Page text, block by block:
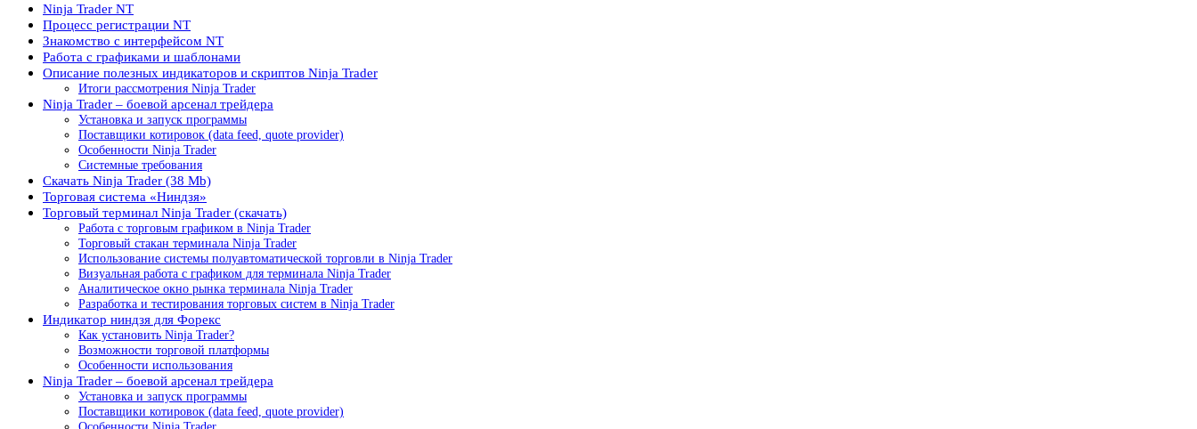
Ninja Trader NT
Процесс регистрации NT
Знакомство с интерфейсом NT
Работа с графиками и шаблонами
Описание полезных индикаторов и скриптов Ninja Trader
Итоги рассмотрения Ninja Trader
Ninja Trader – боевой арсенал трейдера
Установка и запуск программы
Поставщики котировок (data feed, quote provider)
Особенности Ninja Trader
Системные требования
Скачать Ninja Trader (38 Mb)
Торговая система «Ниндзя»
Торговый терминал Ninja Trader (скачать)
Работа с торговым графиком в Ninja Trader
Торговый стакан терминала Ninja Trader
Использование системы полуавтоматической торговли в Ninja Trader
Визуальная работа с графиком для терминала Ninja Trader
Аналитическое окно рынка терминала Ninja Trader
Разработка и тестирования торговых систем в Ninja Trader
Индикатор ниндзя для Форекс
Как установить Ninja Trader?
Возможности торговой платформы
Особенности использования
Ninja Trader – боевой арсенал трейдера
Установка и запуск программы
Поставщики котировок (data feed, quote provider)